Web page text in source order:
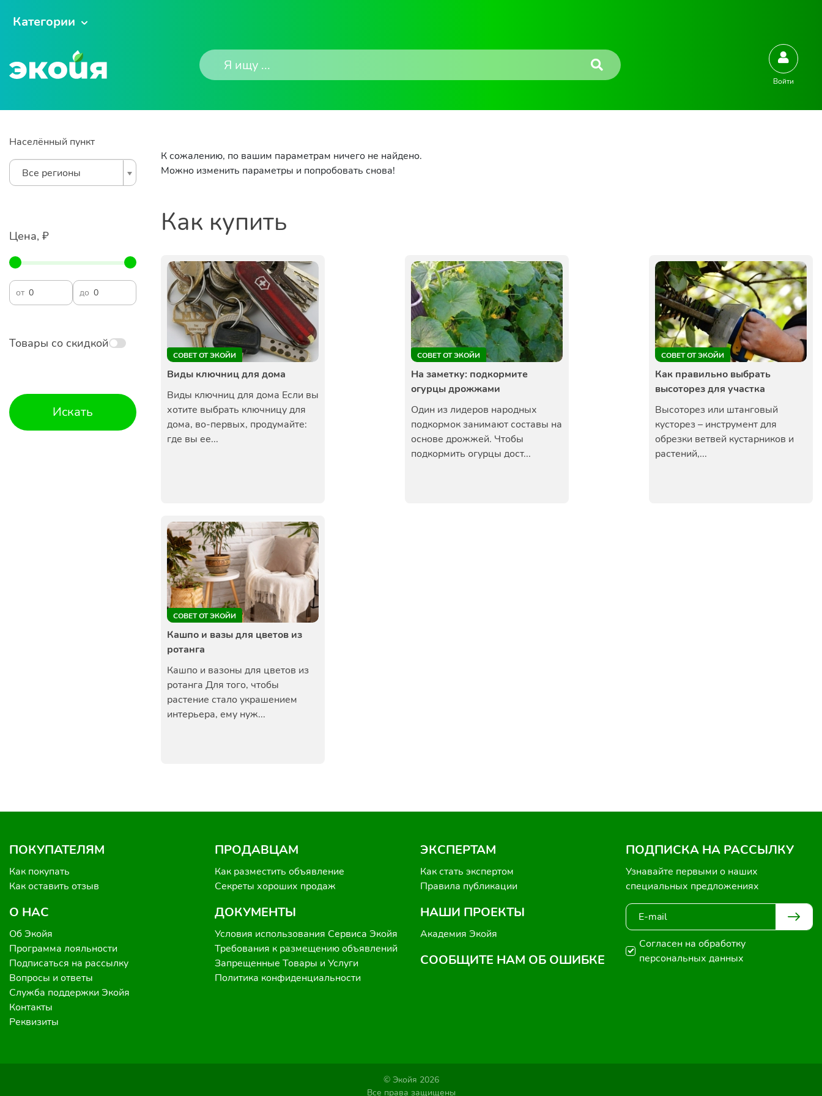
Категории
Войти
Населённый пункт
Все регионы
Цена, ₽
от до
Товары со скидкой
Искать
К сожалению, по вашим параметрам ничего не найдено.
Можно изменить параметры и попробовать снова!
Как купить
СОВЕТ ОТ ЭКОЙИ
Виды ключниц для дома
Виды ключниц для дома Если вы
хотите выбрать ключницу для
дома, во-первых, продумайте:
где вы ее...
СОВЕТ ОТ ЭКОЙИ
На заметку: подкормите
огурцы дрожжами
Один из лидеров народных
подкормок занимают составы на
основе дрожжей. Чтобы
подкормить огурцы дост...
СОВЕТ ОТ ЭКОЙИ
Как правильно выбрать
высоторез для участка
Высоторез или штанговый
кусторез – инструмент для
обрезки ветвей кустарников и
растений,...
СОВЕТ ОТ ЭКОЙИ
Кашпо и вазы для цветов из
ротанга
Кашпо и вазоны для цветов из
ротанга Для того, чтобы
растение стало украшением
интерьера, ему нуж...
ПОКУПАТЕЛЯМ
Как покупать
Как оставить отзыв
О НАС
Об Экойя
Программа лояльности
Подписаться на рассылку
Вопросы и ответы
Служба поддержки Экойя
Контакты
Реквизиты
ПРОДАВЦАМ
Как разместить объявление
Секреты хороших продаж
ДОКУМЕНТЫ
Условия использования Сервиса Экойя
Требования к размещению объявлений
Запрещенные Товары и Услуги
Политика конфиденциальности
ЭКСПЕРТАМ
Как стать экспертом
Правила публикации
НАШИ ПРОЕКТЫ
Академия Экойя
СООБЩИТЕ НАМ ОБ ОШИБКЕ
ПОДПИСКА НА РАССЫЛКУ
Узнавайте первыми о наших
специальных предложениях
Согласен на обработку
персональных данных
© Экойя 2026
Все права защищены